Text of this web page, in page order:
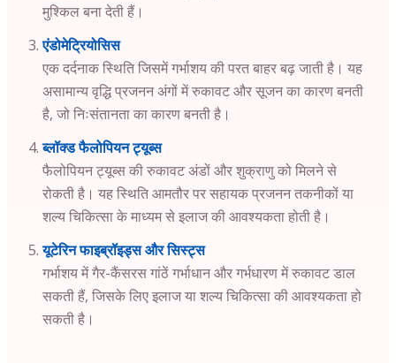
मुश्किल बना देती हैं।
एंडोमेट्रियोसिस
एक दर्दनाक स्थिति जिसमें गर्भाशय की परत बाहर बढ़ जाती है। यह
असामान्य वृद्धि प्रजनन अंगों में रुकावट और सूजन का कारण बनती
है, जो निःसंतानता का कारण बनती है।
ब्लॉक्ड फैलोपियन ट्यूब्स
फैलोपियन ट्यूब्स की रुकावट अंडों और शुक्राणु को मिलने से
रोकती है। यह स्थिति आमतौर पर सहायक प्रजनन तकनीकों या
शल्य चिकित्सा के माध्यम से इलाज की आवश्यकता होती है।
यूटेरिन फाइब्रॉइड्स और सिस्ट्स
गर्भाशय में गैर-कैंसरस गांठें गर्भाधान और गर्भधारण में रुकावट डाल
सकती हैं, जिसके लिए इलाज या शल्य चिकित्सा की आवश्यकता हो
सकती है।